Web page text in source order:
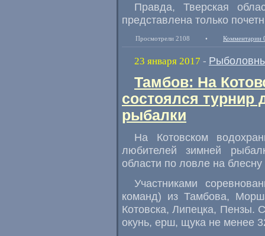
Правда,
Тверская
представлена только
Просмотрели 2108 • Комментарии
23 января 2017 -
Тамбов: На
состоялся турнир
рыбалки
На Котовском
любителей зимней
области по ловле на
Участниками
команд) из Тамбова,
Котовска, Липецка, Пензы.
окунь, ерш, щука не менее